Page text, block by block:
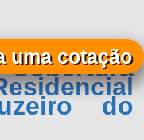
do
uma cotação